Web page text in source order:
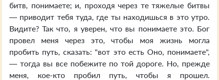
битв, понимаете; и, проходя через те тяжелые битвы
— приводит тебя туда, где ты находишься в это утро.
Видите? Так что, я уверен, что вы понимаете это. Бог
провел меня через это, чтобы моя жизнь могла
пробить путь, сказать: "вот это есть Оно, понимаете",
— тогда вы все побежите по той дороге. Но, прежде
меня, кое-кто пробил путь, чтобы я прошел.